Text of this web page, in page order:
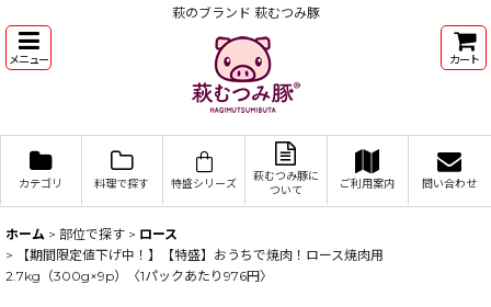
萩のブランド 萩むつみ豚
メニュー カート
カテゴリ 料理で探す 特盛シリーズ
萩むつみ豚に
ついて
ご利用案内 問い合わせ
ホーム > 部位で探す > ロース
>
【期間限定値下げ中！】【特盛】おうちで焼肉！ロース焼肉用
2.7kg（300g×9p）〈1パックあたり976円〉